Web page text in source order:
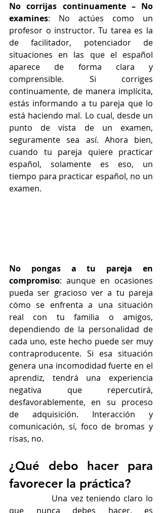
No corrijas continuamente – No
examines: No actúes como un
profesor o instructor. Tu tarea es la
de facilitador, potenciador de
situaciones en las que el español
aparece de forma clara y
comprensible. Si corriges
continuamente, de manera implícita,
estás informando a tu pareja que lo
está haciendo mal. Lo cual, desde un
punto de vista de un examen,
seguramente sea así. Ahora bien,
cuando tu pareja quiere practicar
español, solamente es eso, un
tiempo para practicar español, no un
examen.
No pongas a tu pareja en
compromiso: aunque en ocasiones
pueda ser gracioso ver a tu pareja
cómo se enfrenta a una situación
real con tu familia o amigos,
dependiendo de la personalidad de
cada uno, este hecho puede ser muy
contraproducente. Si esa situación
genera una incomodidad fuerte en el
aprendiz, tendrá una experiencia
negativa que repercutirá,
desfavorablemente, en su proceso
de adquisición. Interacción y
comunicación, sí, foco de bromas y
risas, no.
¿Qué debo hacer para
favorecer la práctica?
que nunca debes hacer, es